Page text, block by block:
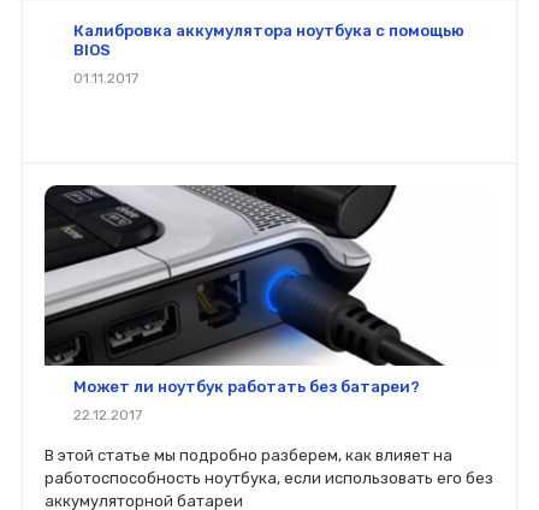
стоит спешить ее менять.
Калибровка аккумулятора ноутбука с помощью
BIOS
01.11.2017
Может ли ноутбук работать без батареи?
22.12.2017
В этой статье мы подробно разберем, как влияет на
работоспособность ноутбука, если использовать его без
аккумуляторной батареи